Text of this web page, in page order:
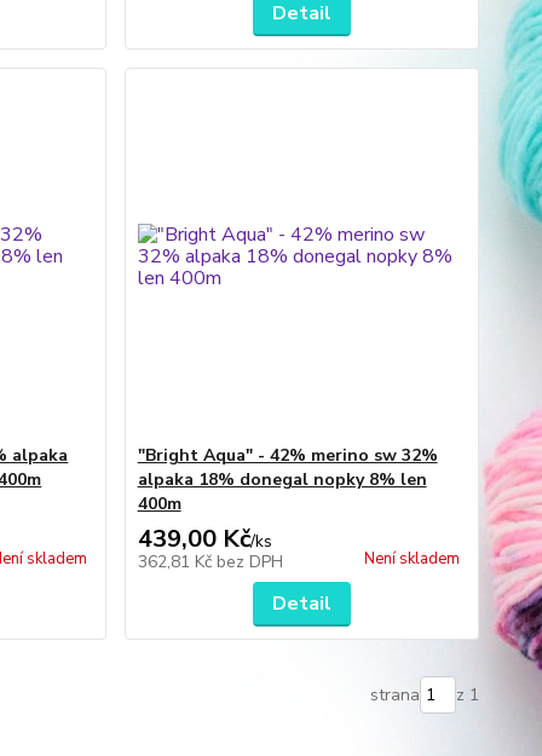
Detail
alpaka
skladem
"Bright Aqua" - 42% merino sw 32%
alpaka 18% donegal nopky 8% len
400m
439,00 Kč/ks
362,81 Kč bez DPH Není skladem
Detail
strana z 1